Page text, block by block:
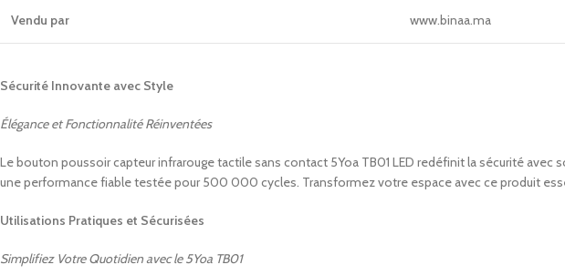
Vendu par www.binaa.ma
Sécurité Innovante avec Style
Élégance et Fonctionnalité Réinventées
Le bouton poussoir capteur infrarouge tactile sans contact 5Yoa TB01 LED redéfinit la sécurité
une performance fiable testée pour 500 000 cycles. Transformez votre espace avec ce produit
Utilisations Pratiques et Sécurisées
Simplifiez Votre Quotidien avec le 5Yoa TB01